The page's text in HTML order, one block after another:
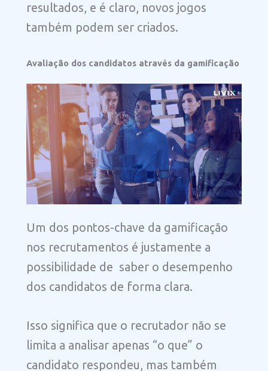
resultados, e é claro, novos jogos
também podem ser criados.
Avaliação dos candidatos através da gamificação
Um dos pontos-chave da gamificação
nos recrutamentos é justamente a
possibilidade de saber o desempenho
dos candidatos de forma clara.
Isso significa que o recrutador não se
limita a analisar apenas “o que” o
candidato respondeu, mas também